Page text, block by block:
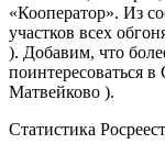
«Кооператор». Из
участков всех
). Добавим, что
поинтересоваться
Матвейково ).
Статистика